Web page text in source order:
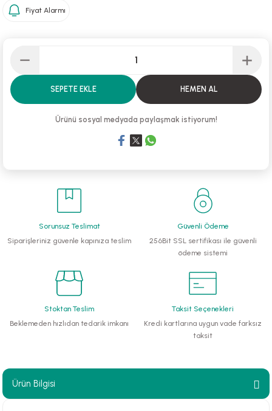
Hidroforlar
Tahliye Pompası
Cihazları
Fiyat Alarmı
SEPETE EKLE HEMEN AL
Ürünü sosyal medyada paylaşmak istiyorum!
Sorunsuz Teslimat
Siparişleriniz güvenle kapınıza teslim
Güvenli Ödeme
256Bit SSL sertifikası ile güvenli
ödeme sistemi
Stoktan Teslim
Beklemeden hızlıdan tedarik imkanı
Taksit Seçenekleri
Kredi kartlarına uygun vade farksız
taksit
Ürün Bilgisi